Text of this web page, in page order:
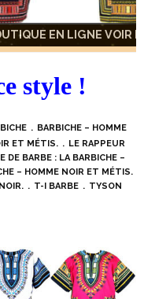
EN LIGNE VOIR
EN LIGNE VOIR
EN LIGNE VOIR
EN LIGNE VOIR
EN LIGNE VOIR
style !
BARBICHE – HOMME
ET MÉTIS.
LE RAPPEUR
DE BARBE : LA BARBICHE –
– HOMME NOIR ET MÉTIS.
T-I BARBE
TYSON